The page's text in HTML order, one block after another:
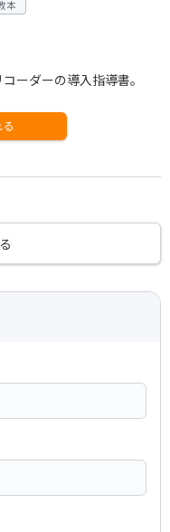
本
ーダーの導入指導書。